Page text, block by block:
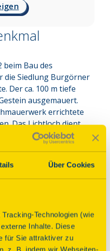
Über Cookies
Technologien (wie
Inhalte. Diese
für Sie attraktiver zu
z. B. indem wir Webseiten-
beim Bau des
die Siedlung Burgörner
Der ca. 100 m tiefe
ausgemauert.
errichtete
Das Lichtloch dient
ist damit einer der
Revier. Heute wird
das benachbarte